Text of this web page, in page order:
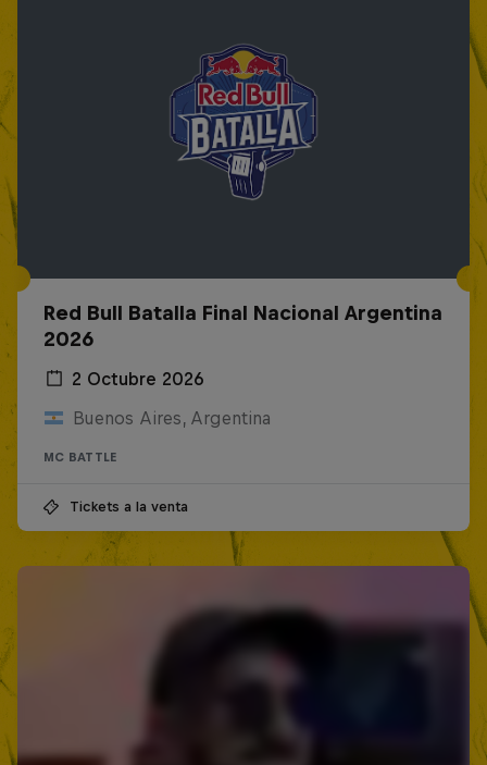
Red Bull Batalla Final Nacional Argentina
2026
2 Octubre 2026
Buenos Aires, Argentina
MC BATTLE
Tickets a la venta